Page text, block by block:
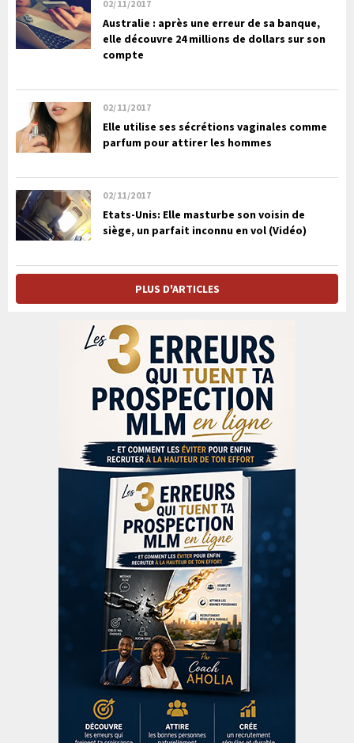
02/11/2017
Australie : après une erreur de sa banque,
elle découvre 24 millions de dollars sur son
compte
02/11/2017
Elle utilise ses sécrétions vaginales comme
parfum pour attirer les hommes
02/11/2017
Etats-Unis: Elle masturbe son voisin de
siège, un parfait inconnu en vol (Vidéo)
PLUS D'ARTICLES